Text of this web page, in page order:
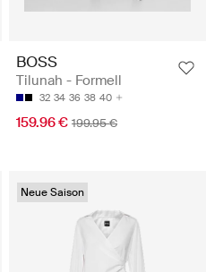
BOSS
Tilunah - Formell
32 34 36 38 40
159.96 € 199.95 €
Neue Saison